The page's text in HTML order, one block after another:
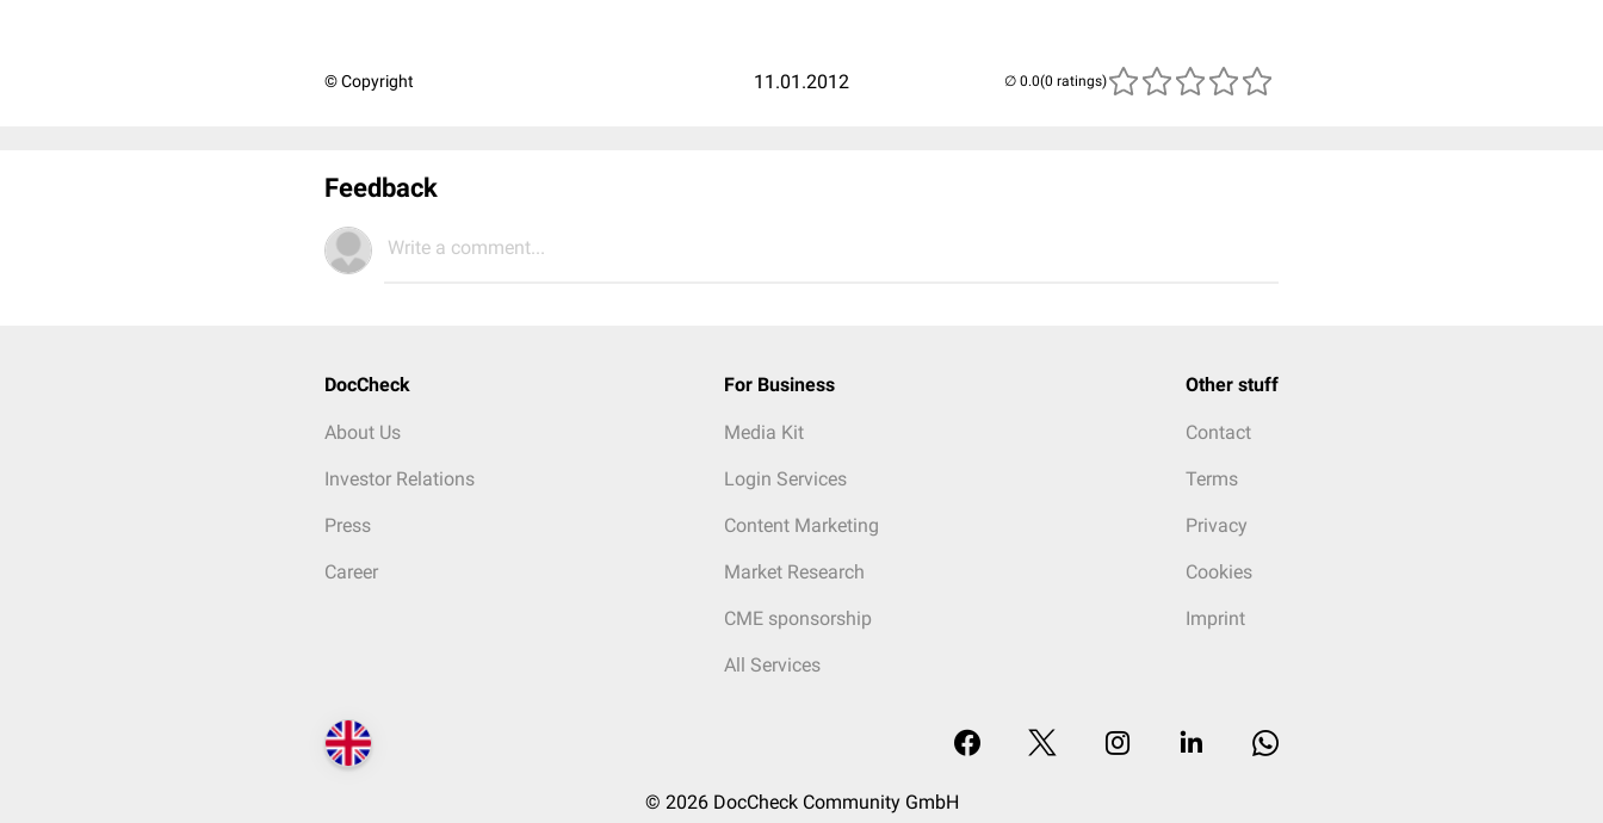
© Copyright 11.01.2012 (0 ratings)
Feedback
Write a comment...
DocCheck
About Us
Investor Relations
Press
Career
For Business
Media Kit
Login Services
Content Marketing
Market Research
CME sponsorship
All Services
Other stuff
Contact
Terms
Privacy
Cookies
Imprint
© 2026 DocCheck Community GmbH